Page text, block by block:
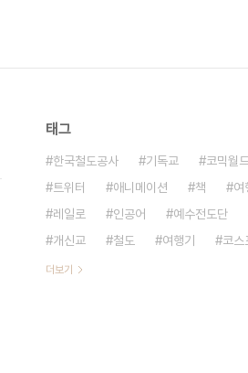
태그
한국철도공사 기독교 코믹월
트위터
애니메이션 책 여
레일로
인공어 예수전도단
개신교
철도 여행기 코스
더보기